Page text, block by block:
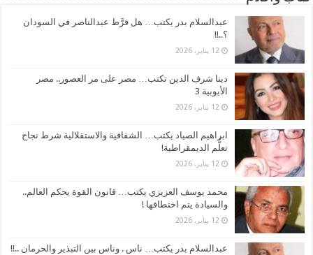
عبدالسلام بدر يكتب… هل فرَّط عبدالناصر في السودان
؟..!!
12 يناير، 2026
دينا شرف الدين تكتب… مصر على مر العصور.. مصر
الأيوبية 3
12 يناير، 2026
ابراهيم الصياد يكتب… الشفافية والاستقلالية شرط نجاح
تعلُّم الديمقراطية!
12 يناير، 2026
محمد يوسف العزيزي يكتب… قانون القوة يحكم العالم..
والسيادة يتم اختطافها !
12 يناير، 2026
عبدالسلام بدر يكتب… ناس . وناس بين التبذير والحرمان ..!!